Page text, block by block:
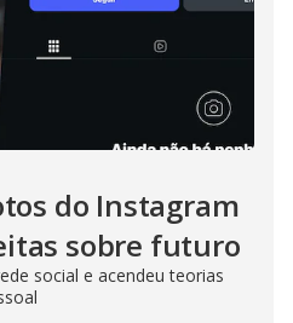
do Instagram
sobre futuro
social e acendeu teorias